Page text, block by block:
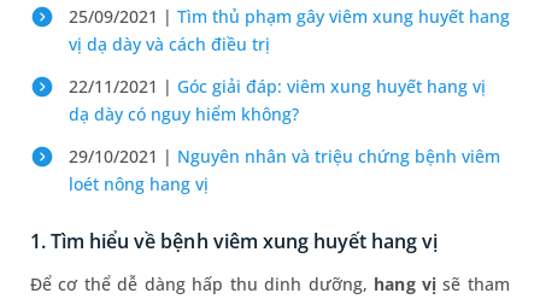
25/09/2021 | Tìm thủ phạm gây viêm xung huyết hang
vị dạ dày và cách điều trị
22/11/2021 | Góc giải đáp: viêm xung huyết hang vị
dạ dày có nguy hiểm không?
29/10/2021 | Nguyên nhân và triệu chứng bệnh viêm
loét nông hang vị
1. Tìm hiểu về bệnh viêm xung huyết hang vị
Để cơ thể dễ dàng hấp thu dinh dưỡng, hang vịsẽ tham